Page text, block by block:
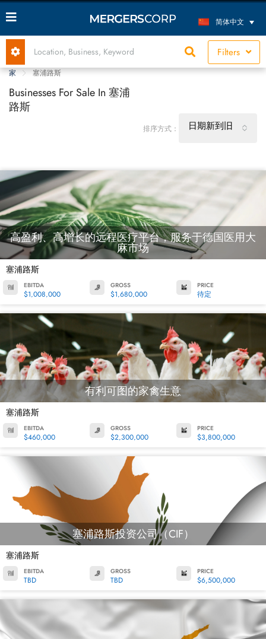
简体中文
Filters
家 塞浦路斯
Businesses For Sale In 塞浦
路斯
排序方式： 日期新到旧
高盈利、高增长的远程医疗平台，服务于德国医用大
麻市场
塞浦路斯
EBITDA
$1,008,000
GROSS
$1,680,000
PRICE
待定
有利可图的家禽生意
塞浦路斯
EBITDA
$460,000
GROSS
$2,300,000
PRICE
$3,800,000
塞浦路斯投资公司（CIF）
塞浦路斯
EBITDA
TBD
GROSS
TBD
PRICE
$6,500,000